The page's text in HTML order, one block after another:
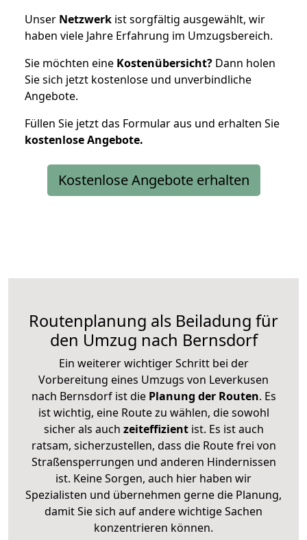
Unser Netzwerk ist sorgfältig ausgewählt, wir
haben viele Jahre Erfahrung im Umzugsbereich.
Sie möchten eine Kostenübersicht? Dann holen
Sie sich jetzt kostenlose und unverbindliche
Angebote.
Füllen Sie jetzt das Formular aus und erhalten Sie
kostenloseAngebote.
Kostenlose Angebote erhalten
Routenplanung als Beiladung für
den Umzug nach Bernsdorf
Ein weiterer wichtiger Schritt bei der
Vorbereitung eines Umzugs von Leverkusen
nach Bernsdorf ist diePlanung der Routen. Es
ist wichtig, eine Route zu wählen, die sowohl
sicher als auch zeiteffizientist. Es ist auch
ratsam, sicherzustellen, dass die Route frei von
Straßensperrungen und anderen Hindernissen
ist. Keine Sorgen, auch hier haben wir
Spezialisten und übernehmen gerne die Planung,
damit Sie sich auf andere wichtige Sachen
konzentrieren können.